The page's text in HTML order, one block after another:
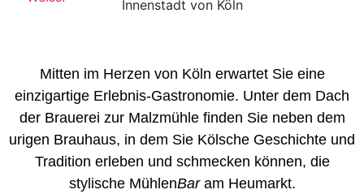
Mitten im Herzen von Köln erwartet Sie eine
einzigartige Erlebnis-Gastronomie. Unter dem Dach
der Brauerei zur Malzmühle finden Sie neben dem
urigen Brauhaus, in dem Sie Kölsche Geschichte und
Tradition erleben und schmecken können, die
stylische MühlenBar am Heumarkt.